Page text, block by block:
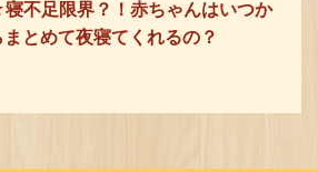
不足限界？！赤ちゃんはいつか
まとめて夜寝てくれるの？